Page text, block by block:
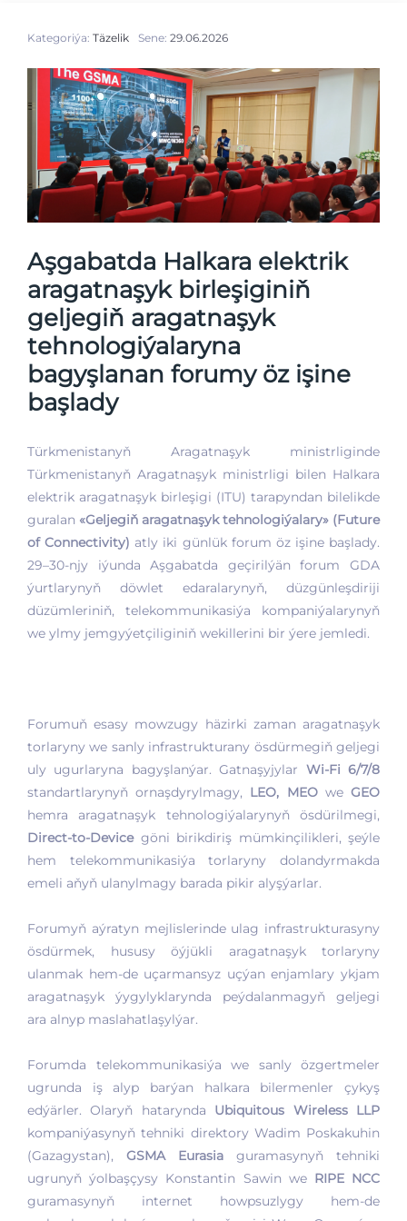
Kategoriýa: Täzelik Sene: 29.06.2026
Aşgabatda Halkara elektrik
aragatnaşyk birleşiginiň
geljegiň aragatnaşyk
tehnologiýalaryna
bagyşlanan forumy öz işine
başlady
Türkmenistanyň Aragatnaşyk ministrliginde
Türkmenistanyň Aragatnaşyk ministrligi bilen Halkara
elektrik aragatnaşyk birleşigi (ITU) tarapyndan bilelikde
guralan «Geljegiň aragatnaşyk tehnologiýalary» (Future
of Connectivity) atly iki günlük forum öz işine başlady.
29–30-njy iýunda Aşgabatda geçirilýän forum GDA
ýurtlarynyň döwlet edaralarynyň, düzgünleşdiriji
düzümleriniň, telekommunikasiýa kompaniýalarynyň
we ylmy jemgyýetçiliginiň wekillerini bir ýere jemledi.
Forumuň esasy mowzugy häzirki zaman aragatnaşyk
torlaryny we sanly infrastrukturany ösdürmegiň geljegi
uly ugurlaryna bagyşlanýar. Gatnaşyjylar Wi-Fi 6/7/8
standartlarynyň ornaşdyrylmagy, LEO, MEO weGEO
hemra aragatnaşyk tehnologiýalarynyň ösdürilmegi,
Direct-to-Devicegöni birikdiriş mümkinçilikleri, şeýle
hem telekommunikasiýa torlaryny dolandyrmakda
emeli aňyň ulanylmagy barada pikir alyşýarlar.
Forumyň aýratyn mejlislerinde ulag infrastrukturasyny
ösdürmek, hususy öýjükli aragatnaşyk torlaryny
ulanmak hem-de uçarmansyz uçýan enjamlary ykjam
aragatnaşyk ýygylyklarynda peýdalanmagyň geljegi
ara alnyp maslahatlaşylýar.
Forumda telekommunikasiýa we sanly özgertmeler
ugrunda iş alyp barýan halkara bilermenler çykyş
edýärler. Olaryň hatarynda Ubiquitous Wireless LLP
kompaniýasynyň tehniki direktory Wadim Poskakuhin
(Gazagystan), GSMA Eurasia guramasynyň tehniki
ugrunyň ýolbaşçysy Konstantin Sawin we RIPE NCC
guramasynyň internet howpsuzlygy hem-de